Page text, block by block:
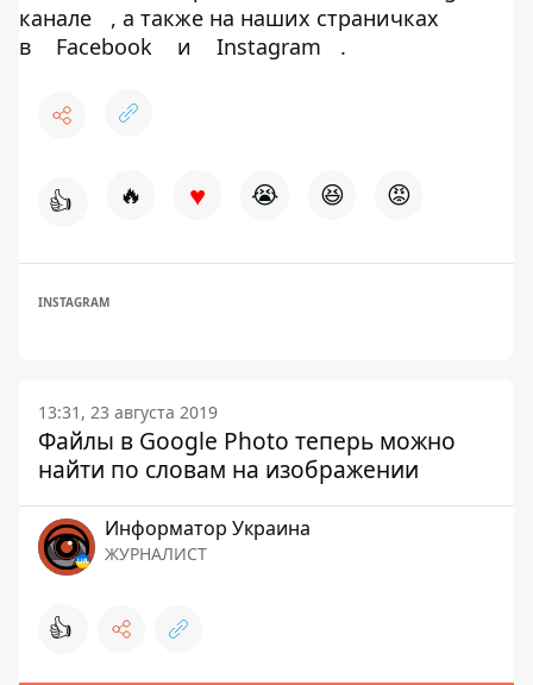
канале
, а также на наших страничках
в
Facebook и Instagram .
👍 🔥 ♥ 😭 😆 😡
INSTAGRAM
13:31, 23 августа 2019
Файлы в Google Photo теперь можно
найти по словам на изображении
Информатор Украина
ЖУРНАЛИСТ
👍